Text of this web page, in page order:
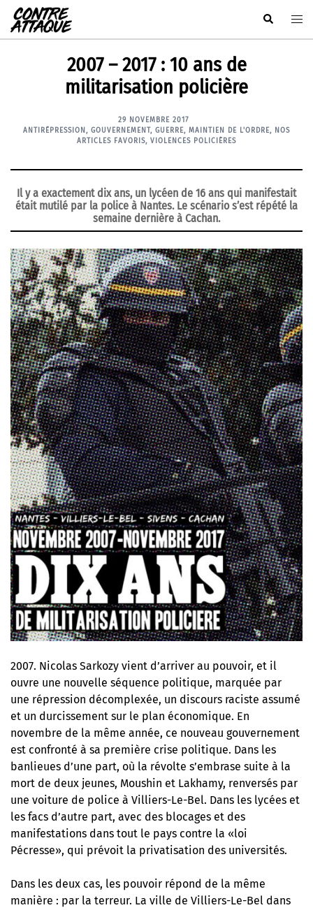
Aller
au
contenu
Rechercher
2007 – 2017 : 10 ans de
militarisation policière
29 NOVEMBRE 2017
ANTIRÉPRESSION , GOUVERNEMENT, GUERRE, MAINTIEN DE L'ORDRE, NOS
ARTICLES FAVORIS, VIOLENCES POLICIÈRES
Il y a exactement dix ans, un lycéen de 16 ans qui manifestait
était mutilé par la police à Nantes. Le scénario s’est répété la
semaine dernière à Cachan.
2007. Nicolas Sarkozy vient d’arriver au pouvoir, et il
ouvre une nouvelle séquence politique, marquée par
une répression décomplexée, un discours raciste assumé
et un durcissement sur le plan économique. En
novembre de la même année, ce nouveau gouvernement
est confronté à sa première crise politique. Dans les
banlieues d’une part, où la révolte s’embrase suite à la
mort de deux jeunes, Moushin et Lakhamy, renversés par
une voiture de police à Villiers-Le-Bel. Dans les lycées et
les facs d’autre part, avec des blocages et des
manifestations dans tout le pays contre la «loi
Pécresse», qui prévoit la privatisation des universités.
Dans les deux cas, les pouvoir répond de la même
manière : par la terreur. La ville de Villiers-Le-Bel dans